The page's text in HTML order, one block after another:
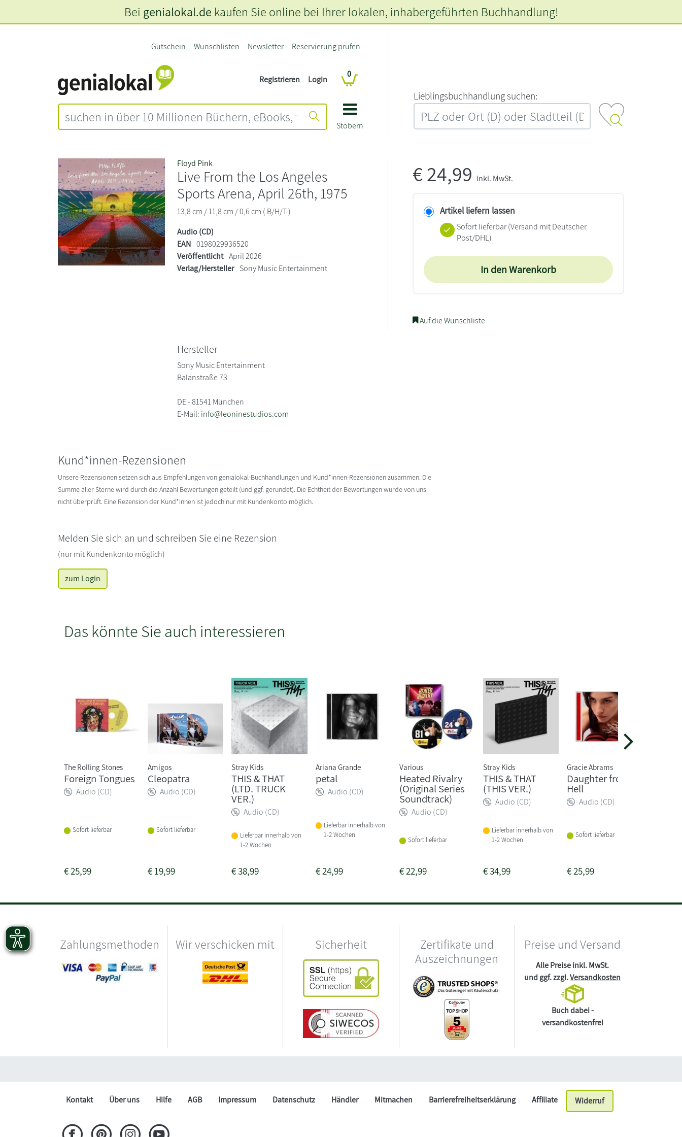
Stöbern
Gutschein Wunschlisten Newsletter Reservierung prüfen
Registrieren Login
0
L‍i‍e‍b‍l‍i‍n‍g‍s‍b‍u‍c‍h‍h‍a‍n‍d‍l‍u‍n‍g‍ ‍s‍u‍c‍h‍e‍n‍:‍
Bei genialokal.de kaufen Sie online bei Ihrer lokalen, inhabergeführten Buchhandlung!
Floyd Pink
Live From the Los Angeles
Sports Arena, April 26th, 1975
13,8 cm / 11,8 cm / 0,6 cm ( B/H/T )
Audio (CD)
EAN 0198029936520
Veröffentlicht April 2026
Verlag/Hersteller Sony Music Entertainment
€24,99 inkl. MwSt.
Artikel liefern lassen
Sofort lieferbar(Versand mit Deutscher
Post/DHL)
In den Warenkorb
Auf die Wunschliste
Hersteller
Sony Music Entertainment
Balanstraße 73
DE - 81541 München
E-Mail: info@leoninestudios.com
Kund*innen-Rezensionen
Unsere Rezensionen setzen sich aus Empfehlungen von genialokal-Buchhandlungen und Kund*innen-Rezensionen zusammen. Die
Summe aller Sterne wird durch die Anzahl Bewertungen geteilt (und ggf. gerundet). Die Echtheit der Bewertungen wurde von uns
nicht überprüft. Eine Rezension der Kund*innen ist jedoch nur mit Kundenkonto möglich.
Melden Sie sich an und schreiben Sie eine Rezension
(nur mit Kundenkonto möglich)
zum Login
Das könnte Sie auch interessieren
The Rolling Stones
Foreign Tongues
Audio (CD)
Sofort lieferbar
€25,99
Amigos
Cleopatra
Audio (CD)
Sofort lieferbar
€19,99
Stray Kids
THIS & THAT
(LTD. TRUCK
VER.)
Audio (CD)
Lieferbar innerhalb von
1-2 Wochen
€38,99
Ariana Grande
petal
Audio (CD)
Lieferbar innerhalb von
1-2 Wochen
€24,99
Various
Heated Rivalry
(Original Series
Soundtrack)
Audio (CD)
Sofort lieferbar
€22,99
Stray Kids
THIS & THAT
(THIS VER.)
Audio (CD)
Lieferbar innerhalb von
1-2 Wochen
€34,99
Gracie Abrams
Daughter from
Hell
Audio (CD)
Sofort lieferbar
€25,99
Zahlungsmethoden Wir verschicken mit Sicherheit
Zertifikate und
Auszeichnungen
Preise und Versand
Alle Preise inkl. MwSt.
und ggf. zzgl.Versandkosten
Buch dabei -
versandkostenfrei
Kontakt Über uns Hilfe AGB Impressum Datenschutz Händler Mitmachen Barrierefreiheitserklärung Affiliate Widerruf